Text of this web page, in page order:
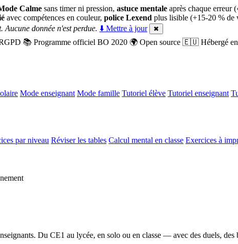
Calme sans timer ni pression, astuce mentale après chaque
avec compétences en couleur, police Lexend plus lisible (+15-20 % de
donnée n'est perdue. ⬇️ Mettre à jour ✖
📚 Programme officiel BO 2020 🌍 Open source 🇪🇺 Hébergé
Mode enseignant Mode famille Tutoriel élève Tutoriel enseignant
par niveau Réviser les tables Calcul mental en classe Exercices à
Du CE1 au lycée, en solo ou en classe — avec des duels, des